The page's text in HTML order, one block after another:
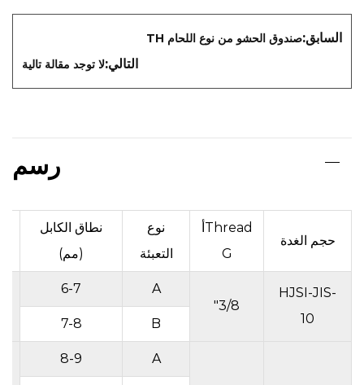
السابق:صندوق الحشو من نوع اللحام TH
التالي:لا توجد مقالة تالية
رسم
حجم الغدة
Threadأ
G
نوع
التعبئة
نطاق الكابل
(مم)
HJSI-JIS-
10
3/8"
A
6-7
B
7-8
A
8-9